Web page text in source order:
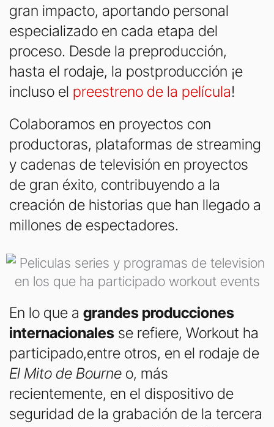
gran impacto, aportando personal
especializado en cada etapa del
proceso. Desde la preproducción,
hasta el rodaje, la postproducción ¡e
incluso el preestreno de la película!
Colaboramos en proyectos con
productoras, plataformas de streaming
y cadenas de televisión en proyectos
de gran éxito, contribuyendo a la
creación de historias que han llegado a
millones de espectadores.
En lo que a grandes producciones
internacionales se refiere, Workout ha
participado,entre otros, en el rodaje de
El Mito de Bourne o, más
recientemente, en el dispositivo de
seguridad de la grabación de la tercera